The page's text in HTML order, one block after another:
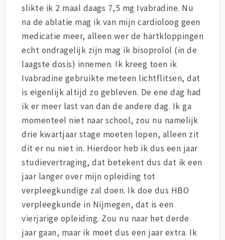
slikte ik 2 maal daags 7,5 mg Ivabradine. Nu
na de ablatie mag ik van mijn cardioloog geen
medicatie meer, alleen wer de hartkloppingen
echt ondragelijk zijn mag ik bisoprolol (in de
laagste dosis) innemen. Ik kreeg toen ik
Ivabradine gebruikte meteen lichtflitsen, dat
is eigenlijk altijd zo gebleven. De ene dag had
ik er meer last van dan de andere dag. Ik ga
momenteel niet naar school, zou nu namelijk
drie kwartjaar stage moeten lopen, alleen zit
dit er nu niet in. Hierdoor heb ik dus een jaar
studievertraging, dat betekent dus dat ik een
jaar langer over mijn opleiding tot
verpleegkundige zal doen. Ik doe dus HBO
verpleegkunde in Nijmegen, dat is een
vierjarige opleiding. Zou nu naar het derde
jaar gaan, maar ik moet dus een jaar extra. Ik